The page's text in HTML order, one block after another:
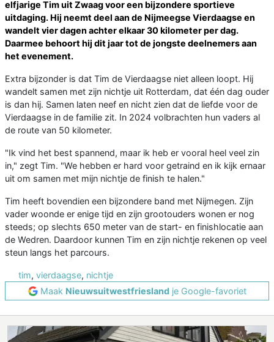
elfjarige Tim uit Zwaag voor een bijzondere sportieve
uitdaging. Hij neemt deel aan de Nijmeegse Vierdaagse en
wandelt vier dagen achter elkaar 30 kilometer per dag.
Daarmee behoort hij dit jaar tot de jongste deelnemers aan
het evenement.
Extra bijzonder is dat Tim de Vierdaagse niet alleen loopt. Hij
wandelt samen met zijn nichtje uit Rotterdam, dat één dag ouder
is dan hij. Samen laten neef en nicht zien dat de liefde voor de
Vierdaagse in de familie zit. In 2024 volbrachten hun vaders al
de route van 50 kilometer.
"Ik vind het best spannend, maar ik heb er vooral heel veel zin
in," zegt Tim. "We hebben er hard voor getraind en ik kijk ernaar
uit om samen met mijn nichtje de finish te halen."
Tim heeft bovendien een bijzondere band met Nijmegen. Zijn
vader woonde er enige tijd en zijn grootouders wonen er nog
steeds; op slechts 650 meter van de start- en finishlocatie aan
de Wedren. Daardoor kunnen Tim en zijn nichtje rekenen op veel
steun langs het parcours.
tim, vierdaagse, nichtje
Maak Nieuwsuitwestfrieslandje Google-favoriet